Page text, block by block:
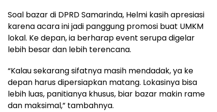
Soal bazar di DPRD Samarinda, Helmi kasih apresiasi
karena acara ini jadi panggung promosi buat UMKM
lokal. Ke depan, ia berharap event serupa digelar
lebih besar dan lebih terencana.
“Kalau sekarang sifatnya masih mendadak, ya ke
depan harus dipersiapkan matang. Lokasinya bisa
lebih luas, panitianya khusus, biar bazar makin rame
dan maksimal,” tambahnya.